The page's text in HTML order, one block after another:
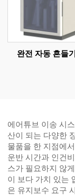
완전 자동 흔들
에어튜브 이송 시
산이 되는 다양한
물품을 한 지점에
운반 시간과 인건
스가 필요하지 않
이 보다 가치 있는
은 유지보수 요구